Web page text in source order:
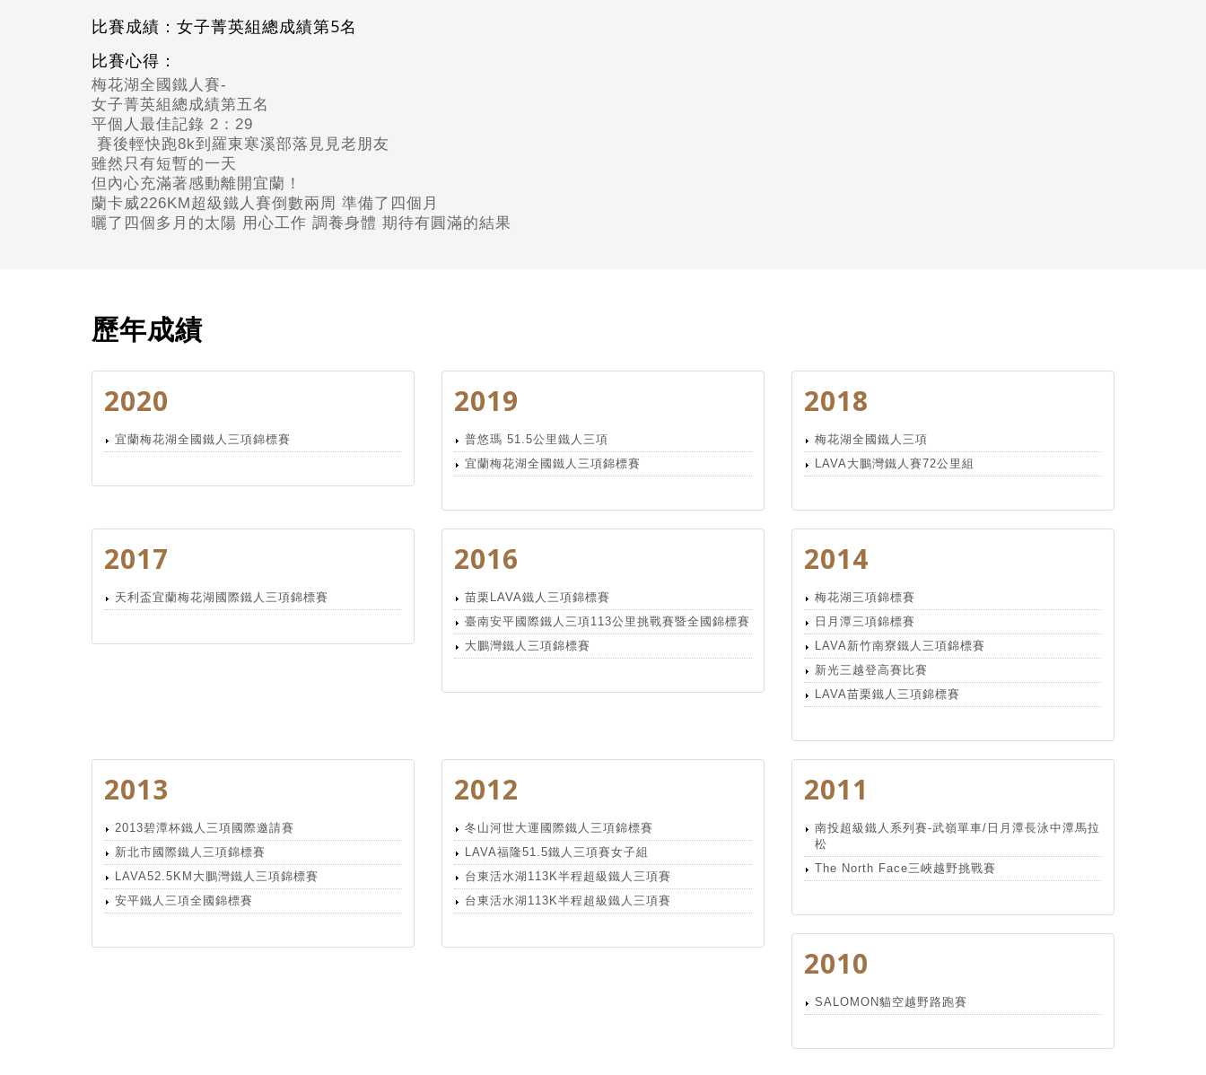
比賽成績：女子菁英組總成績第5名
比賽心得：
梅花湖全國鐵人賽-
女子菁英組總成績第五名
平個人最佳記錄 2：29
賽後輕快跑8k到羅東寒溪部落見見老朋友
雖然只有短暫的一天
但內心充滿著感動離開宜蘭！
蘭卡威226KM超級鐵人賽倒數兩周 準備了四個月
曬了四個多月的太陽 用心工作 調養身體 期待有圓滿的結果
歷年成績
2020
宜蘭梅花湖全國鐵人三項錦標賽
2019
普悠瑪 51.5公里鐵人三項
宜蘭梅花湖全國鐵人三項錦標賽
2018
梅花湖全國鐵人三項
LAVA大鵬灣鐵人賽72公里組
2017
天利盃宜蘭梅花湖國際鐵人三項錦標賽
2016
苗栗LAVA鐵人三項錦標賽
臺南安平國際鐵人三項113公里挑戰賽暨全國錦標賽
大鵬灣鐵人三項錦標賽
2014
梅花湖三項錦標賽
日月潭三項錦標賽
LAVA新竹南寮鐵人三項錦標賽
新光三越登高賽比賽
LAVA苗栗鐵人三項錦標賽
2013
2013碧潭杯鐵人三項國際邀請賽
新北市國際鐵人三項錦標賽
LAVA52.5KM大鵬灣鐵人三項錦標賽
安平鐵人三項全國錦標賽
2012
冬山河世大運國際鐵人三項錦標賽
LAVA福隆51.5鐵人三項賽女子組
台東活水湖113K半程超級鐵人三項賽
台東活水湖113K半程超級鐵人三項賽
2011
南投超級鐵人系列賽-武嶺單車/日月潭長泳中潭馬拉
松
The North Face三峽越野挑戰賽
2010
SALOMON貓空越野路跑賽